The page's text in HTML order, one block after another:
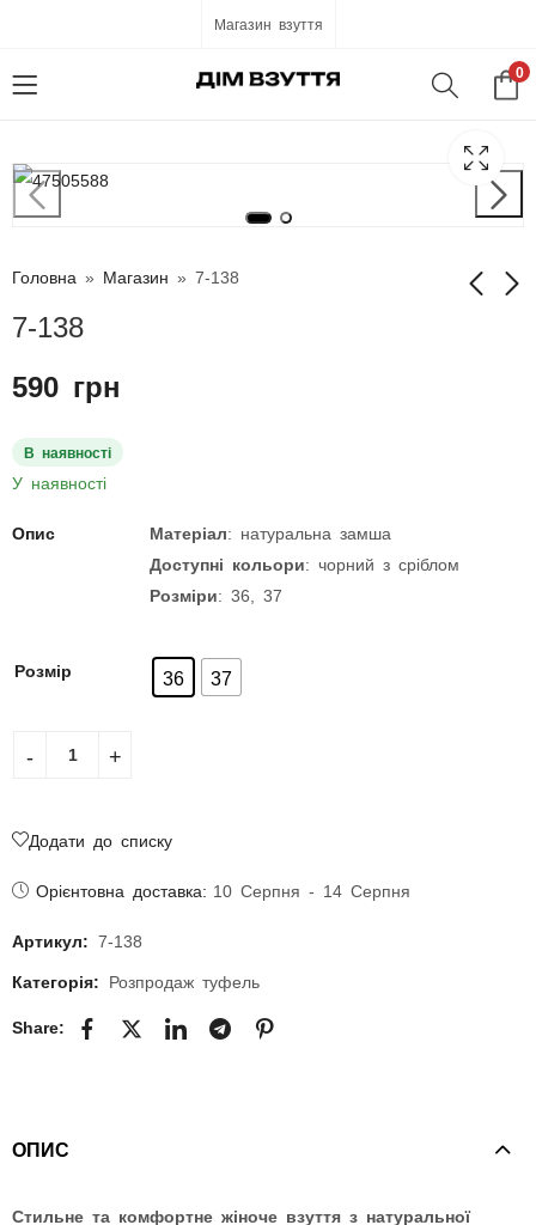
Магазин взуття
0
Головна » Магазин » 7-138
7-138
590 грн
В наявності
У наявності
Опис Матеріал: натуральна замша
Доступні кольори: чорний з сріблом
Розміри: 36, 37
Розмір 36 37
Додати до списку
Орієнтовна доставка: 10 Серпня - 14 Серпня
Артикул: 7-138
Категорія: Розпродаж туфель
Share:
ОПИС
Стильне та комфортне жіноче взуття з натуральної